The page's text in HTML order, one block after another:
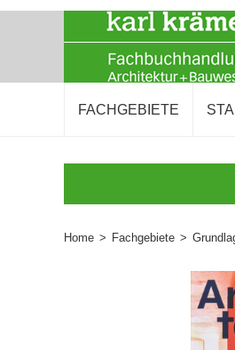
FACHGEBIETE
Home > Fachgebiete >